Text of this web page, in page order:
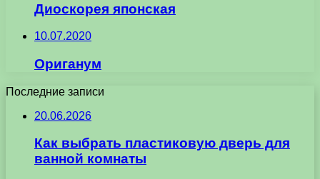
Диоскорея японская
10.07.2020
Ориганум
Последние записи
20.06.2026
Как выбрать пластиковую дверь для
ванной комнаты